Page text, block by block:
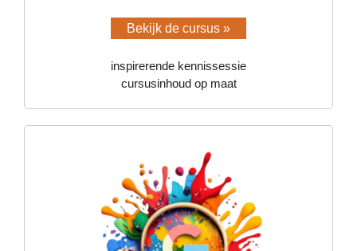
Bekijk de cursus »
inspirerende kennissessie
cursusinhoud op maat